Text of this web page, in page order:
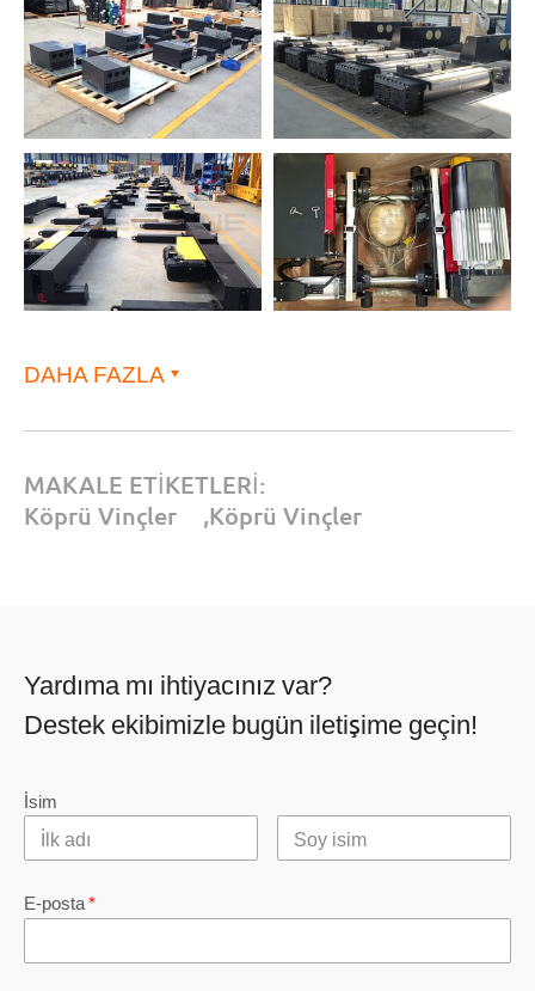
DAHA FAZLA
MAKALE ETİKETLERİ:
Köprü Vinçler
,Köprü Vinçler
Yardıma mı ihtiyacınız var?
Destek ekibimizle bugün iletişime geçin!
İsim
E-posta*